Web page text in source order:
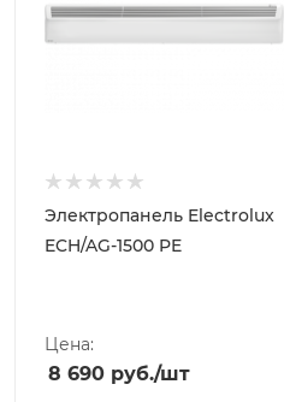
Электропанель Electrolux
ECH/AG-1500 PE
Цена:
8 690 руб./шт